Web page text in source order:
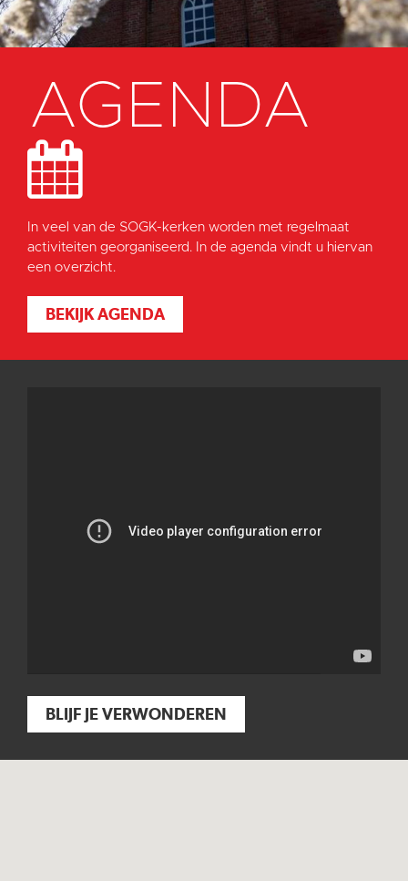
AGENDA
In veel van de SOGK-kerken worden met regelmaat
activiteiten georganiseerd. In de agenda vindt u hiervan
een overzicht.
BEKIJK AGENDA
BLIJF JE VERWONDEREN